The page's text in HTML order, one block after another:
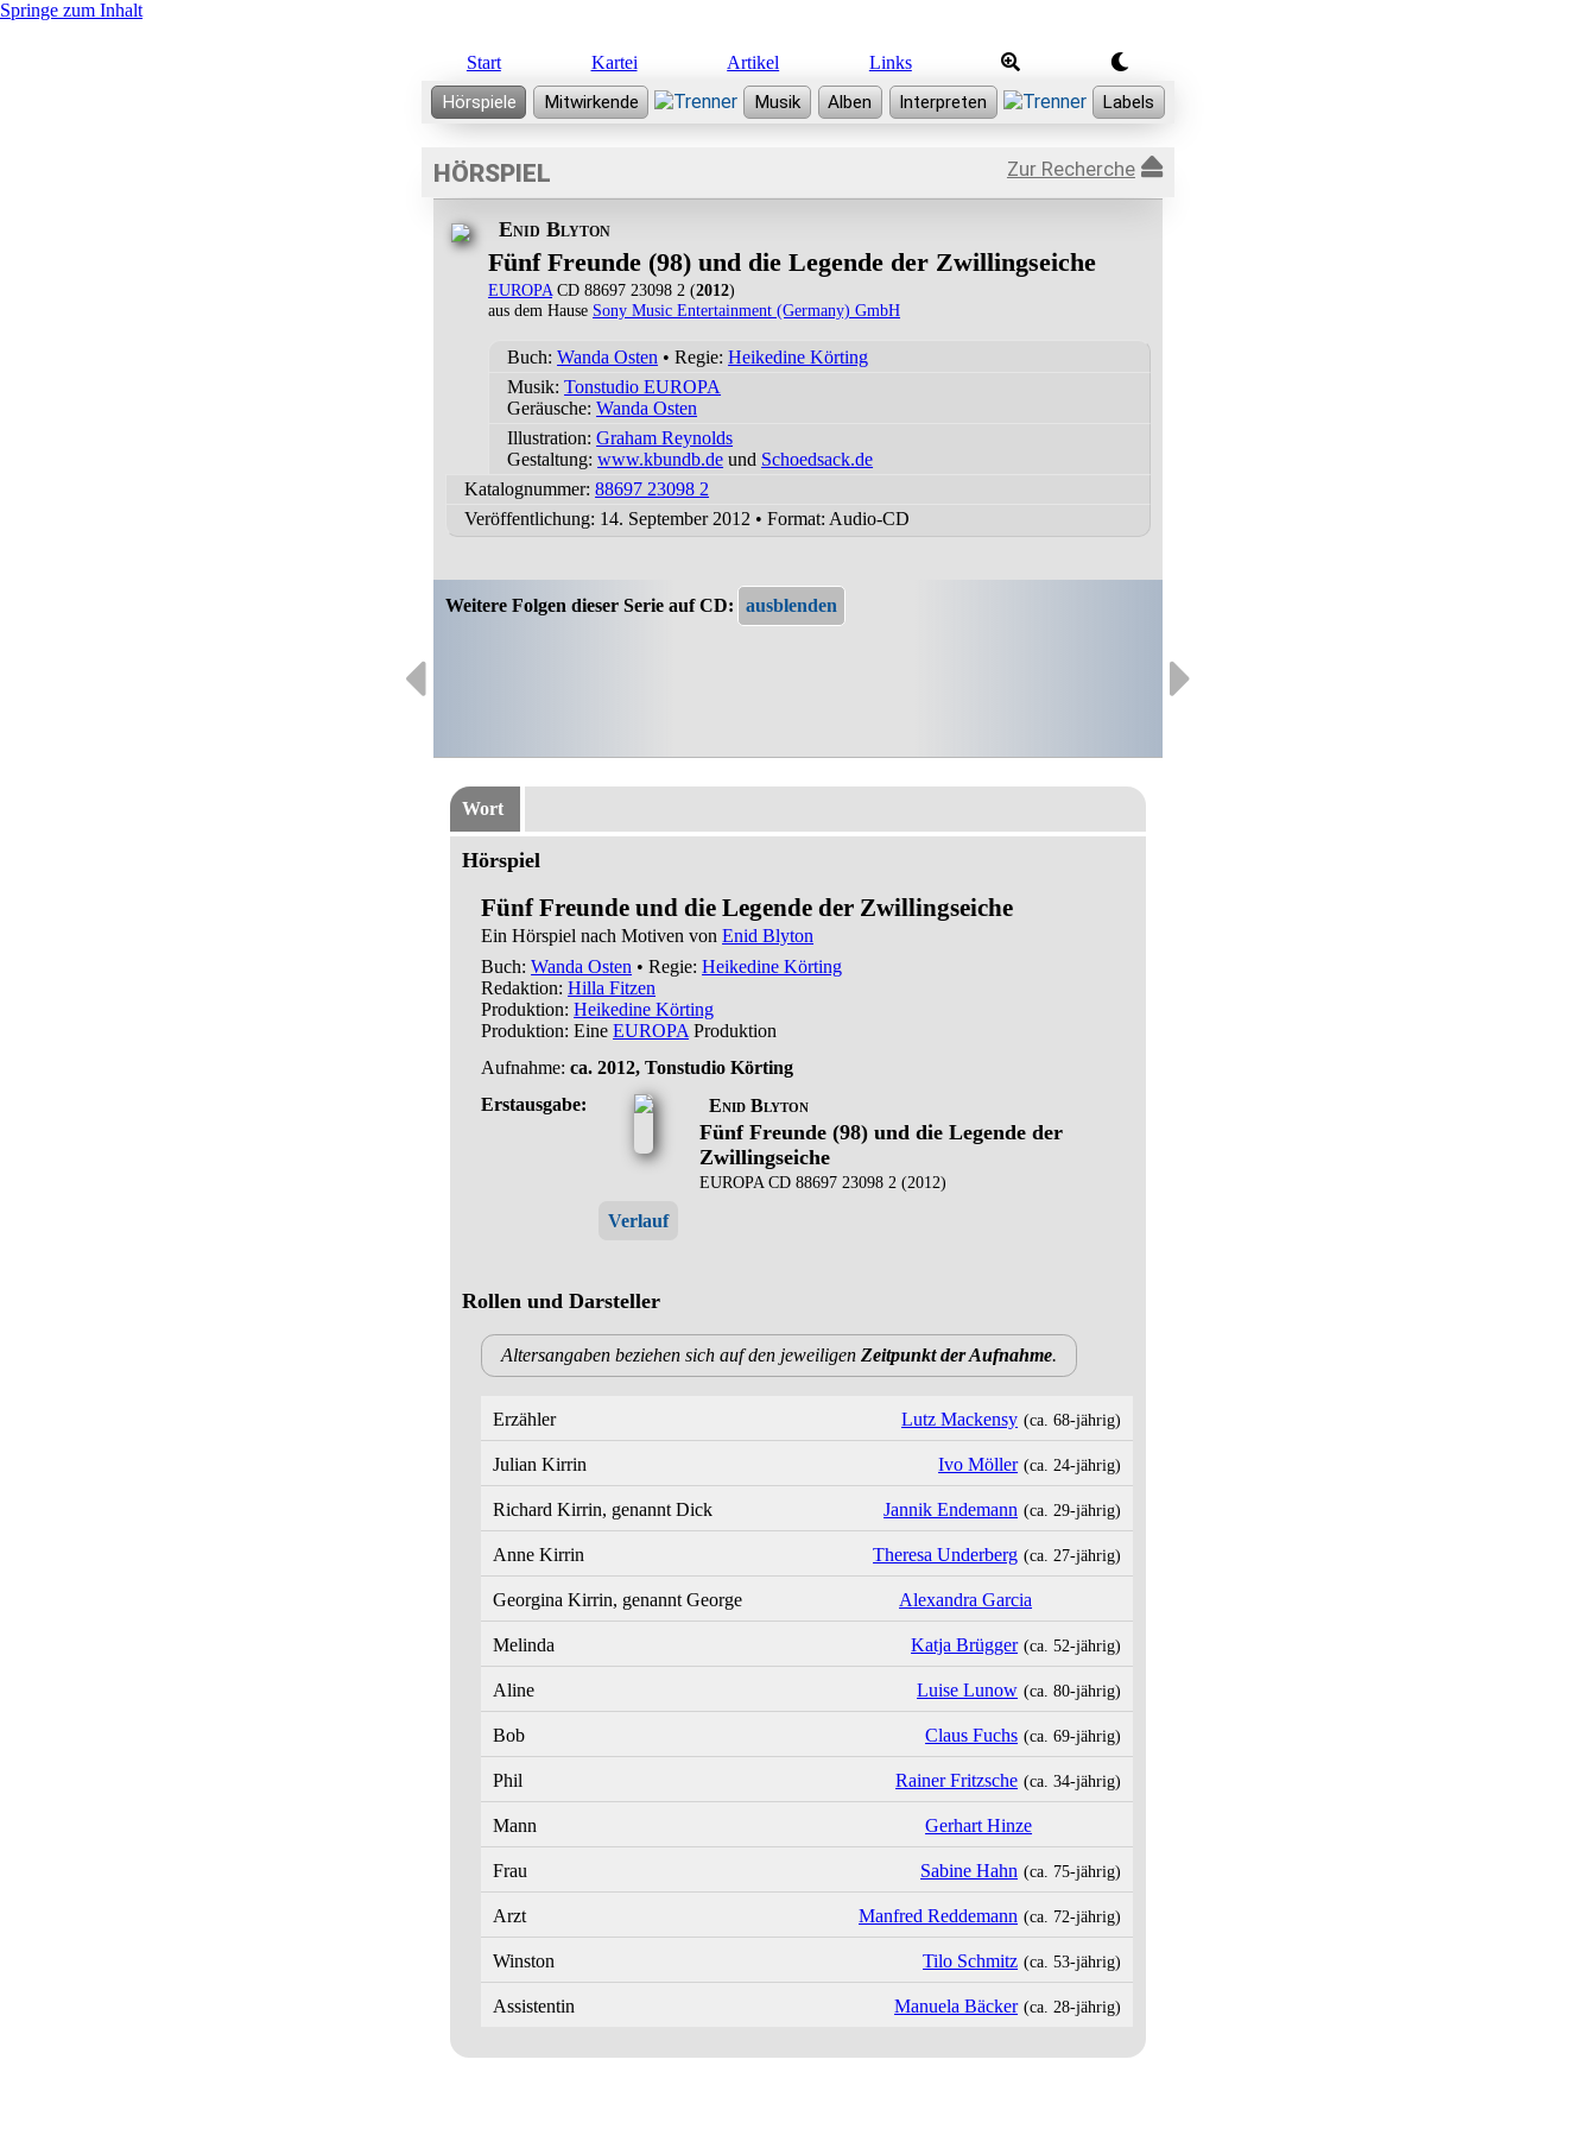
Springe zum Inhalt
Start Kartei Artikel Links
HÖRSPIEL Zur Recherche
Enid Blyton
Fünf Freunde (98) und die Legende der Zwillingseiche
EUROPA CD 88697 23098 2 (2012)
aus dem Hause Sony Music Entertainment (Germany) GmbH
Buch:Wanda Osten • Regie:Heikedine Körting
Musik:Tonstudio EUROPA
Geräusche:Wanda Osten
Illustration:Graham Reynolds
Gestaltung:www.kbundb.de und Schoedsack.de
Katalognummer:88697 23098 2
Veröffentlichung: 14. September 2012 •Format: Audio-CD
Weitere Folgen dieser Serie auf CD:
Wort
Hörspiel
Fünf Freunde und die Legende der Zwillingseiche
Ein Hörspiel nach Motiven vonEnid Blyton
Buch:Wanda Osten • Regie:Heikedine Körting
Redaktion:Hilla Fitzen
Produktion:Heikedine Körting
Produktion: EineEUROPA Produktion
Aufnahme:ca. 2012, Tonstudio Körting
Erstausgabe:
Enid Blyton
Fünf Freunde (98) und die Legende der
Zwillingseiche
EUROPA CD 88697 23098 2 (2012)
Verlauf
Rollen und Darsteller
Altersangaben beziehen sich auf den jeweiligenZeitpunkt der Aufnahme.
Erzähler Lutz Mackensy (ca. 68‑jährig)
Julian Kirrin Ivo Möller (ca. 24‑jährig)
Richard Kirrin, genannt Dick Jannik Endemann (ca. 29‑jährig)
Anne Kirrin Theresa Underberg (ca. 27‑jährig)
Georgina Kirrin, genannt George Alexandra Garcia
Melinda Katja Brügger (ca. 52‑jährig)
Aline Luise Lunow (ca. 80‑jährig)
Bob Claus Fuchs (ca. 69‑jährig)
Phil Rainer Fritzsche (ca. 34‑jährig)
Mann Gerhart Hinze
Frau Sabine Hahn (ca. 75‑jährig)
Arzt Manfred Reddemann (ca. 72‑jährig)
Winston Tilo Schmitz (ca. 53‑jährig)
Assistentin Manuela Bäcker (ca. 28‑jährig)